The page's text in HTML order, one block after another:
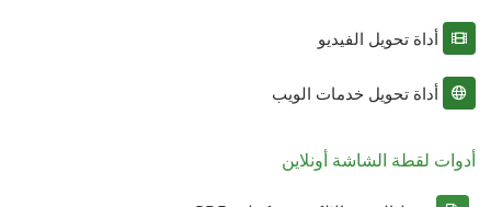
أداة تحويل الفيديو
أداة تحويل خدمات الويب
أدوات لقطة الشاشة أونلاين